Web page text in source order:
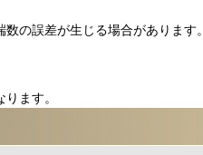
の誤差が生じる場合があります。
ます。